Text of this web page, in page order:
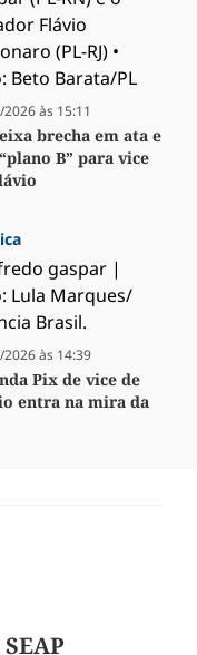
às 15:11
brecha em ata e
B” para vice
às 14:39
Pix de vice de
entra na mira da